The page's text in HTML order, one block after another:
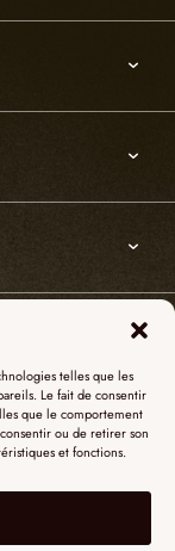
telles que les
Le fait de consentir
que le comportement
ou de retirer son
et fonctions.